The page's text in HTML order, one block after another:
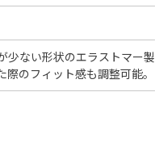
少ない形状のエラストマー製
のフィット感も調整可能。